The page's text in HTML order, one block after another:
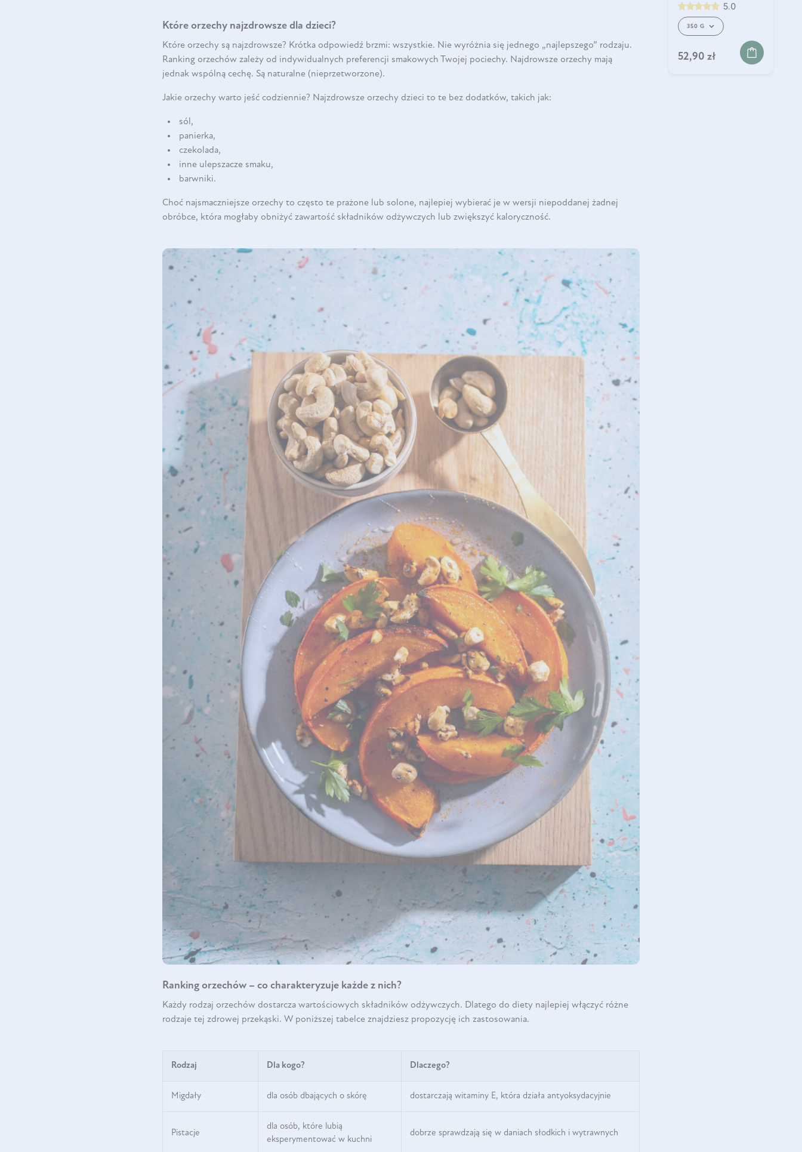
5.0
350 G
52,90 zł
Które orzechy najzdrowsze dla dzieci?
Które orzechy są najzdrowsze? Krótka odpowiedź brzmi: wszystkie. Nie wyróżnia się jednego „najlepszego” rodzaju.
Ranking orzechów zależy od indywidualnych preferencji smakowych Twojej pociechy. Najdrowsze orzechy mają
jednak wspólną cechę. Są naturalne (nieprzetworzone).
Jakie orzechy warto jeść codziennie? Najzdrowsze orzechy dzieci to te bez dodatków, takich jak:
sól,
panierka,
czekolada,
inne ulepszacze smaku,
barwniki.
Choć najsmaczniejsze orzechy to często te prażone lub solone, najlepiej wybierać je w wersji niepoddanej żadnej
obróbce, która mogłaby obniżyć zawartość składników odżywczych lub zwiększyć kaloryczność.
Ranking orzechów – co charakteryzuje każde z nich?
Każdy rodzaj orzechów dostarcza wartościowych składników odżywczych. Dlatego do diety najlepiej włączyć różne
rodzaje tej zdrowej przekąski. W poniższej tabelce znajdziesz propozycję ich zastosowania.
Rodzaj Dla kogo? Dlaczego?
Migdały dla osób dbających o skórę dostarczają witaminy E, która działa antyoksydacyjnie
Pistacje
dla osób, które lubią
eksperymentować w kuchni
dobrze sprawdzają się w daniach słodkich i wytrawnych